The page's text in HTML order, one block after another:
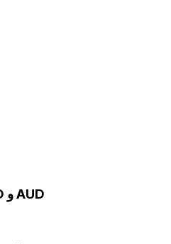
تعرف على المزيد عن BND و AUD